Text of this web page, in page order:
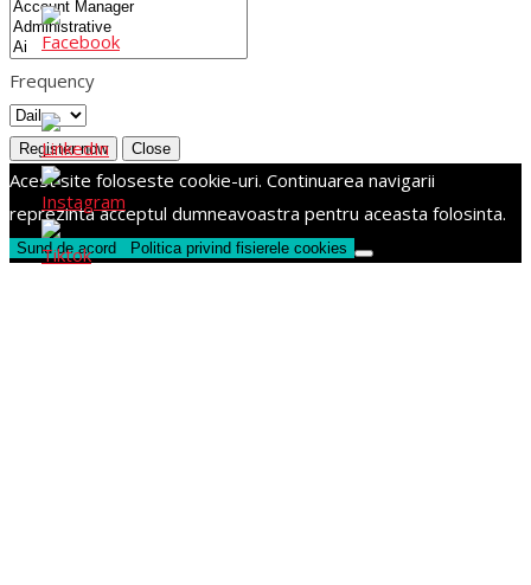
Frequency
Register now Close
Acest site foloseste cookie-uri. Continuarea navigarii
reprezinta acceptul dumneavoastra pentru aceasta folosinta.
Sund de acord Politica privind fisierele cookies